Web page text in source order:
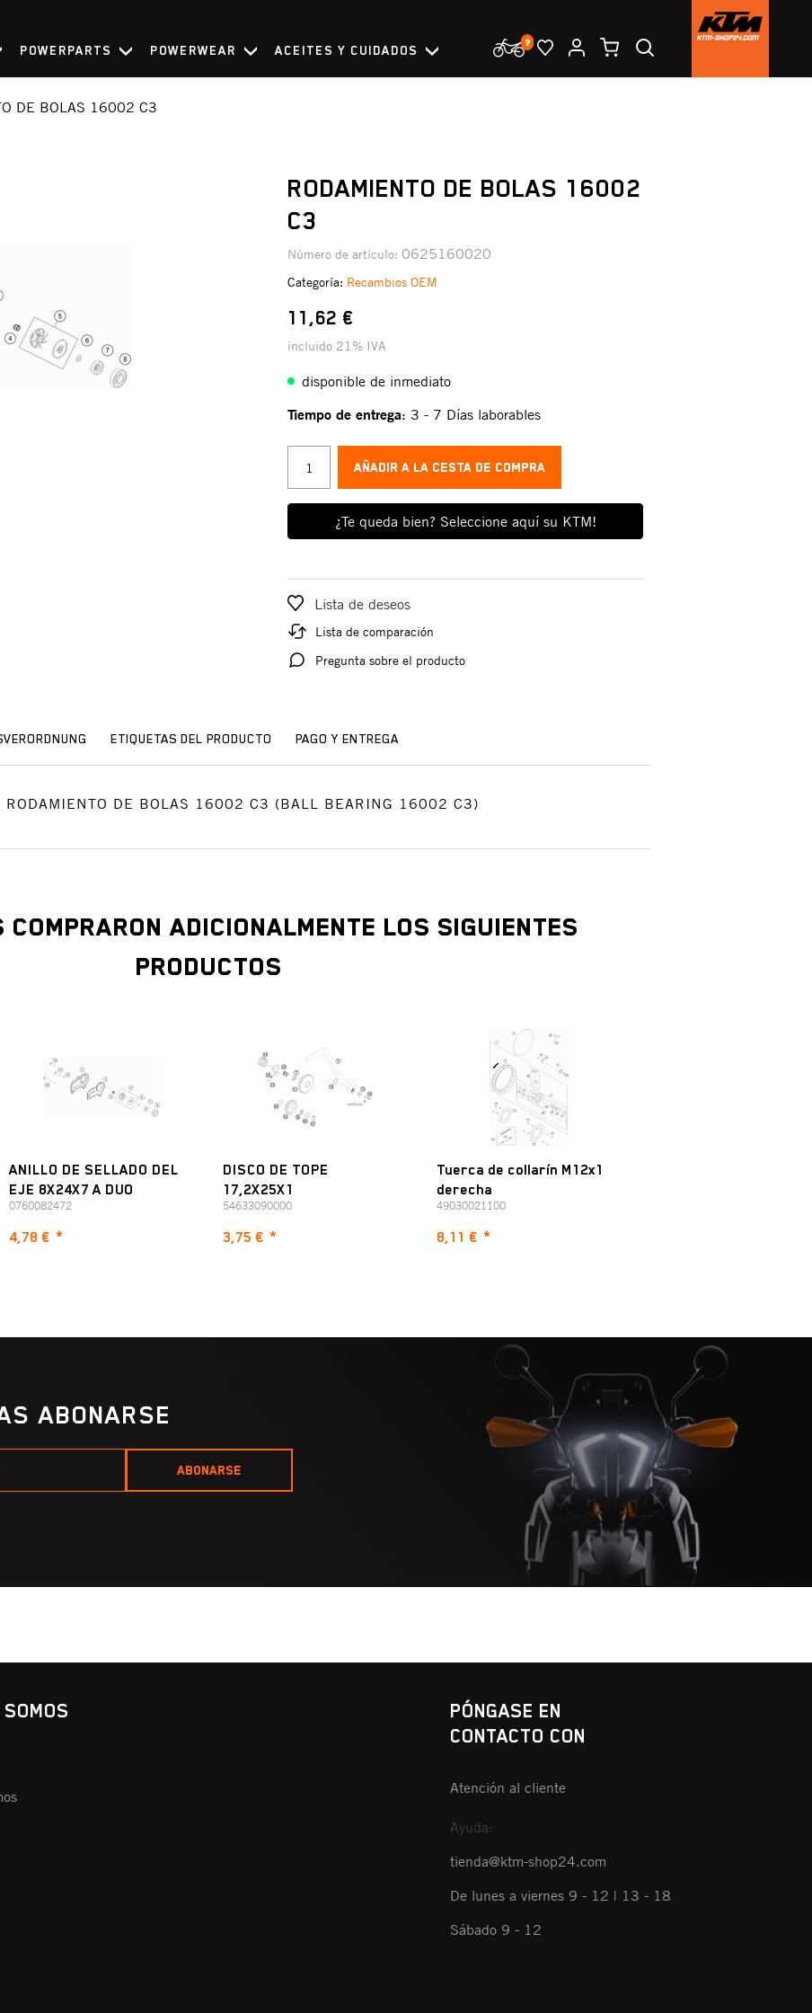
POWERPARTS POWERWEAR ACEITES Y CUIDADOS
DE BOLAS 16002 C3
RODAMIENTO DE BOLAS 16002
C3
Número de artículo: 0625160020
Categoría: Recambios OEM
11,62 €
incluido 21% IVA
disponible de inmediato
Tiempo de entrega: 3 - 7 Días laborables
¿Te queda bien? Seleccione aquí su KTM!
AÑADIR A LA CESTA DE COMPRA
Lista de deseos
Lista de comparación
Pregunta sobre el producto
ETIQUETAS DEL PRODUCTO PAGO Y ENTREGA
DE BOLAS 16002 C3 (BALL BEARING 16002 C3)
COMPRARON ADICIONALMENTE LOS SIGUIENTES
PRODUCTOS
ANILLO DE SELLADO DEL
EJE 8X24X7 A DUO
0760082472
4,78 € *
DISCO DE TOPE
17,2X25X1
54633090000
3,75 € *
Tuerca de collarín M12x1
derecha
49030021100
8,11 € *
ABONARSE
ABONARSE
PÓNGASE EN
CONTACTO CON
Atención al cliente
Ayuda:
tienda@ktm-shop24.com
De lunes a viernes 9 - 12 | 13 - 18
Sábado 9 - 12